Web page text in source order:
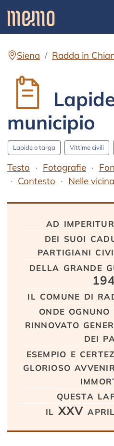
Siena Radda in
municipio
Lapide o targa Vittime civili
Testo Fotografie
Contesto
Nelle
ad
dei suoi
partigiani
della grande
il comune di
onde
rinnovato
dei
esempio e
glorioso
questa
il XXV